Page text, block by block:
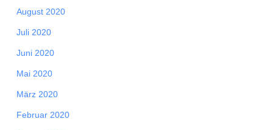
August 2020
Juli 2020
Juni 2020
Mai 2020
März 2020
Februar 2020